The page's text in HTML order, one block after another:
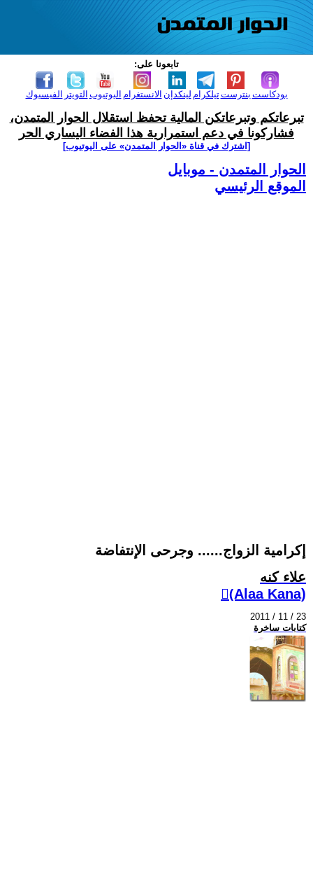
تابعونا على:
الفيسبوك التويتر اليوتيوب الانستغرام لينكدإن تيلكرامبنترست بودكاست
تبرعاتكم وتبرعاتكن المالية تحفظ استقلال الحوار المتمدن،
فشاركونا في دعم استمرارية هذا الفضاء اليساري الحر
[اشترك في قناة ‫«الحوار المتمدن» على اليوتيوب]
الحوار المتمدن - موبايل
الموقع الرئيسي
إكرامية الزواج...... وجرحى الإنتفاضة
علاء كنه
(ِAlaa Kana)
2011 / 11 / 23
كتابات ساخرة